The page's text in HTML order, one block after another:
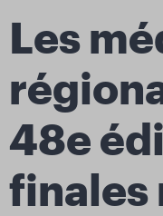
Les
48e
finales